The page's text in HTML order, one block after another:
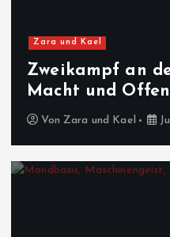
Zara und Kael
Zweikampf an
Macht und
Von Zara und Kael